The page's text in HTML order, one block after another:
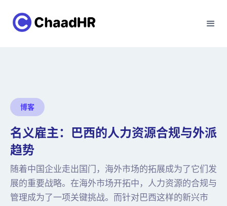
博客
名义雇主：巴西的人力资源合规与外派
趋势
随着中国企业走出国门，海外市场的拓展成为了它们发
展的重要战略。在海外市场开拓中，人力资源的合规与
管理成为了一项关键挑战。而针对巴西这样的新兴市